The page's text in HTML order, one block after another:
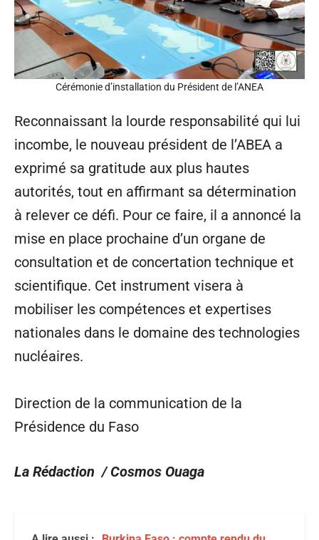
Cérémonie d’installation du Président de l’ANEA
Reconnaissant la lourde responsabilité qui lui
incombe, le nouveau président de l’ABEA a
exprimé sa gratitude aux plus hautes
autorités, tout en affirmant sa détermination
à relever ce défi. Pour ce faire, il a annoncé la
mise en place prochaine d’un organe de
consultation et de concertation technique et
scientifique. Cet instrument visera à
mobiliser les compétences et expertises
nationales dans le domaine des technologies
nucléaires.
Direction de la communication de la
Présidence du Faso
La Rédaction / Cosmos Ouaga